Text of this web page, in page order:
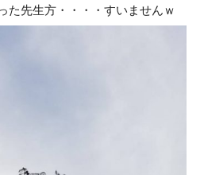
た先生方・・・・すいませんｗ